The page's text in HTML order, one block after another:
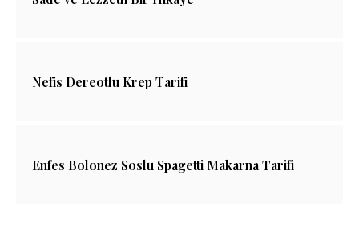
Nefis Dereotlu Krep Tarifi
Enfes Bolonez Soslu Spagetti Makarna Tarifi